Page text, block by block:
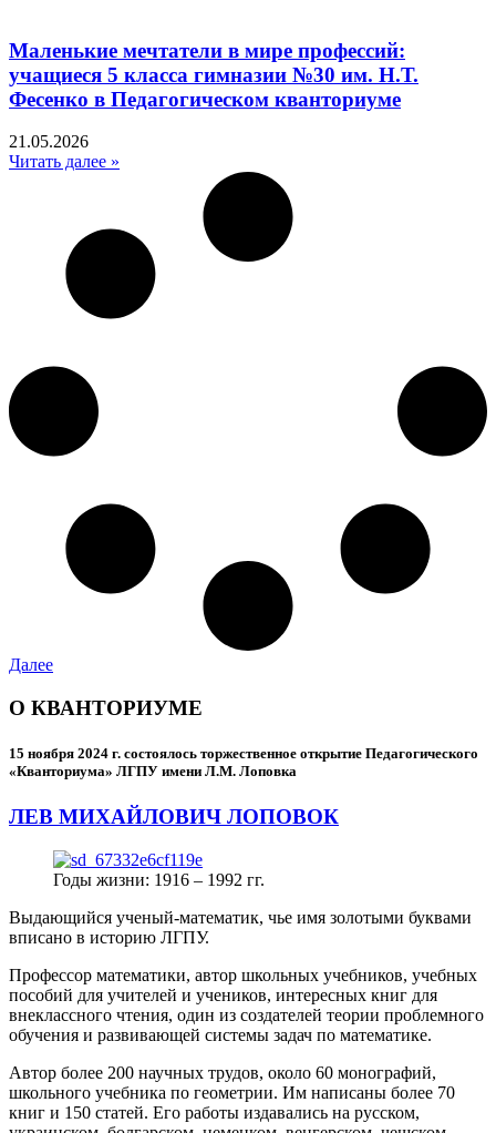
Маленькие мечтатели в мире профессий:
учащиеся 5 класса гимназии №30 им. Н.Т.
Фесенко в Педагогическом кванториуме
21.05.2026
Читать далее »
Далее
О КВАНТОРИУМЕ
15 ноября 2024 г. состоялось торжественное открытие Педагогического
«Кванториума» ЛГПУ имени Л.М. Лоповка
ЛЕВ МИХАЙЛОВИЧ ЛОПОВОК
Годы жизни: 1916 – 1992 гг.
Выдающийся ученый-математик, чье имя золотыми буквами
вписано в историю ЛГПУ.
Профессор математики, автор школьных учебников, учебных
пособий для учителей и учеников, интересных книг для
внеклассного чтения, один из создателей теории проблемного
обучения и развивающей системы задач по математике.
Автор более 200 научных трудов, около 60 монографий,
школьного учебника по геометрии. Им написаны более 70
книг и 150 статей. Его работы издавались на русском,